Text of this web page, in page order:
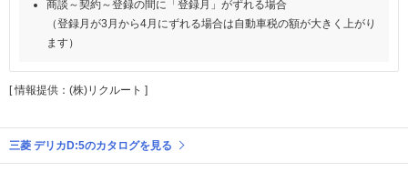
商談～契約～登録の間に「登録月」がずれる場合
（登録月が3月から4月にずれる場合は自動車税の額が大きく上がり
ます）
[ 情報提供：(株)リクルート ]
三菱 デリカD:5のカタログを見る